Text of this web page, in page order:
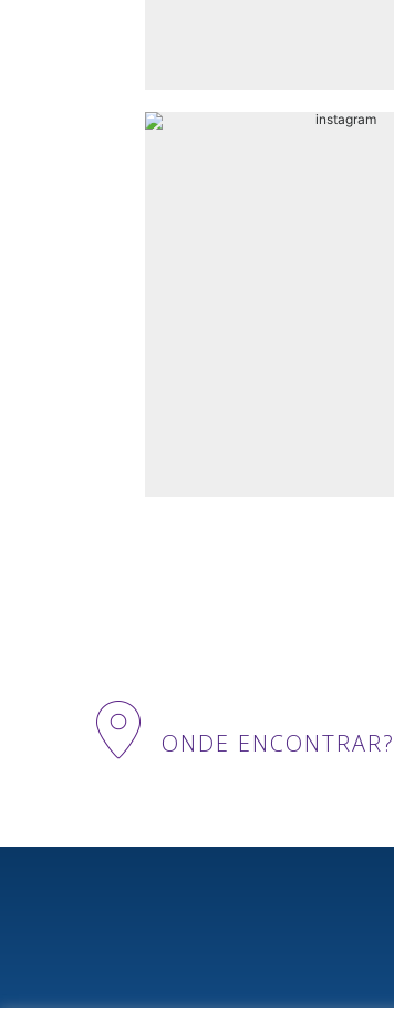
ONDE ENCONTRAR?